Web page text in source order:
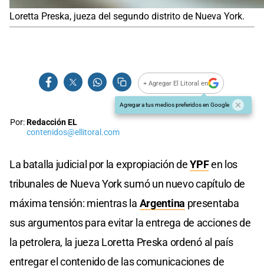
Loretta Preska, jueza del segundo distrito de Nueva York.
+ Agregar El Litoral en
Agregar a tus medios preferidos en Google
Por:Redacción EL
contenidos@ellitoral.com
La batalla judicial por la expropiación deYPFen los
tribunales de Nueva York sumó un nuevo capítulo de
máxima tensión: mientras la Argentina presentaba
sus argumentos para evitar la entrega de acciones de
la petrolera, la jueza Loretta Preska ordenó al país
entregar el contenido de las comunicaciones de